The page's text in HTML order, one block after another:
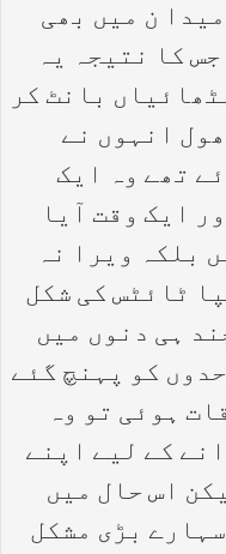
ن میں بھی
کا نتیجہ یہ
بانٹ کر
انہوں نے
تھے وہ ایک
ایک وقت آیا
بلکہ ویرا نہ
ٹائٹس کی شکل
ہی دنوں میں
کو پہنچ گئے
ہوئی تو وہ
کے لیے اپنے
اس حال میں
بڑی مشکل